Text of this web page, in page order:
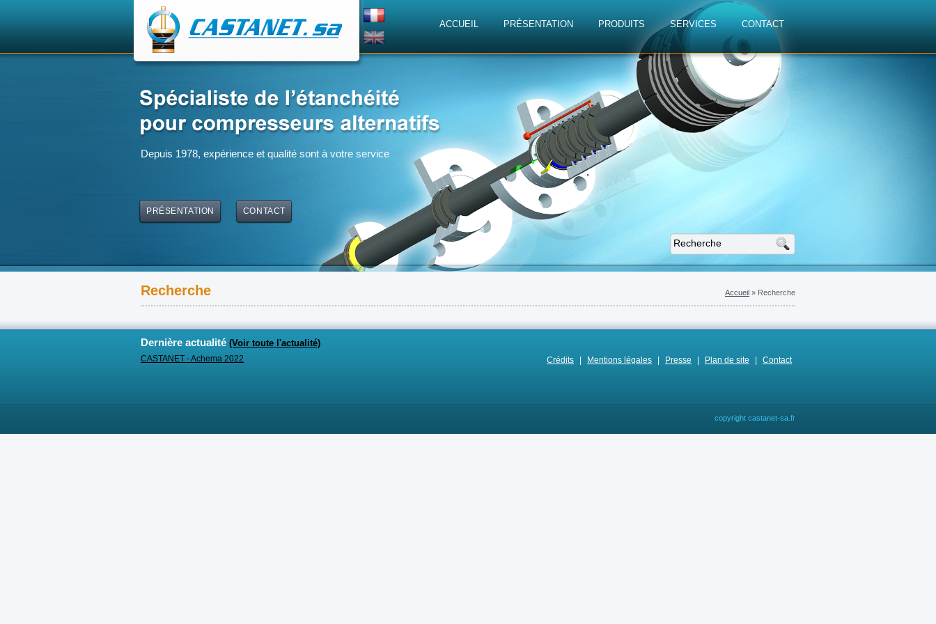
ACCUEIL PRÉSENTATION PRODUITS SERVICES CONTACT
Depuis 1978, expérience et qualité sont à votre service
PRÉSENTATION CONTACT
Recherche Accueil » Recherche
Dernière actualité (Voir toute l'actualité)
CASTANET - Achema 2022 Crédits Mentions légales Presse Plan de site Contact
copyright castanet-sa.fr